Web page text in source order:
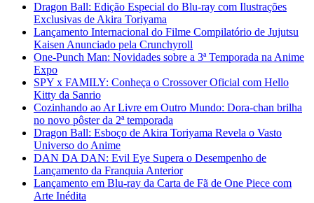
Dragon Ball: Edição Especial do Blu-ray com Ilustrações
Exclusivas de Akira Toriyama
Lançamento Internacional do Filme Compilatório de Jujutsu
Kaisen Anunciado pela Crunchyroll
One-Punch Man: Novidades sobre a 3ª Temporada na Anime
Expo
SPY x FAMILY: Conheça o Crossover Oficial com Hello
Kitty da Sanrio
Cozinhando ao Ar Livre em Outro Mundo: Dora-chan brilha
no novo pôster da 2ª temporada
Dragon Ball: Esboço de Akira Toriyama Revela o Vasto
Universo do Anime
DAN DA DAN: Evil Eye Supera o Desempenho de
Lançamento da Franquia Anterior
Lançamento em Blu-ray da Carta de Fã de One Piece com
Arte Inédita